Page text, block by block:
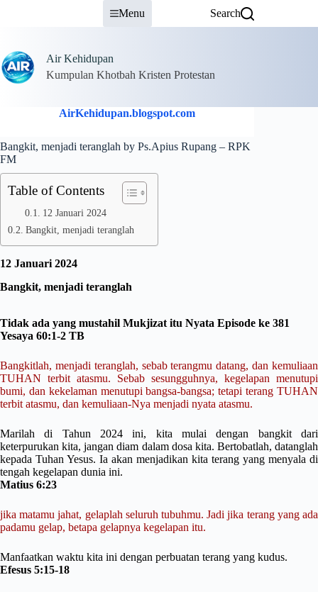
Menu Search
Air Kehidupan
Kumpulan Khotbah Kristen Protestan
AirKehidupan.blogspot.com
Bangkit, menjadi teranglah by Ps.Apius Rupang – RPK
FM
Table of Contents
12 Januari 2024
Bangkit, menjadi teranglah
12 Januari 2024
Bangkit, menjadi teranglah
Tidak ada yang mustahil Mukjizat itu Nyata Episode ke 381
Yesaya 60:1-2 TB
Bangkitlah, menjadi teranglah, sebab terangmu datang, dan kemuliaan
TUHAN terbit atasmu. Sebab sesungguhnya, kegelapan menutupi
bumi, dan kekelaman menutupi bangsa-bangsa; tetapi terang TUHAN
terbit atasmu, dan kemuliaan-Nya menjadi nyata atasmu.
Marilah di Tahun 2024 ini, kita mulai dengan bangkit dari
keterpurukan kita, jangan diam dalam dosa kita. Bertobatlah, datanglah
kepada Tuhan Yesus. Ia akan menjadikan kita terang yang menyala di
tengah kegelapan dunia ini.
Matius 6:23
jika matamu jahat, gelaplah seluruh tubuhmu. Jadi jika terang yang ada
padamu gelap, betapa gelapnya kegelapan itu.
Manfaatkan waktu kita ini dengan perbuatan terang yang kudus.
Efesus 5:15-18